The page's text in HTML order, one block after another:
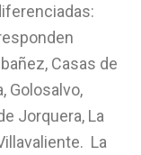
Casas de
Golosalvo,
Jorquera, La
La